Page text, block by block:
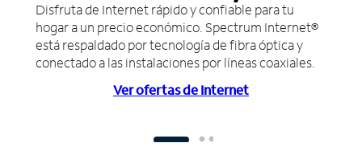
Disfruta de Internet rápido y confiable para tu
hogar a un precio económico. Spectrum Internet®
está respaldado por tecnología de fibra óptica y
conectado a las instalaciones por líneas coaxiales.
Ver ofertas de Internet